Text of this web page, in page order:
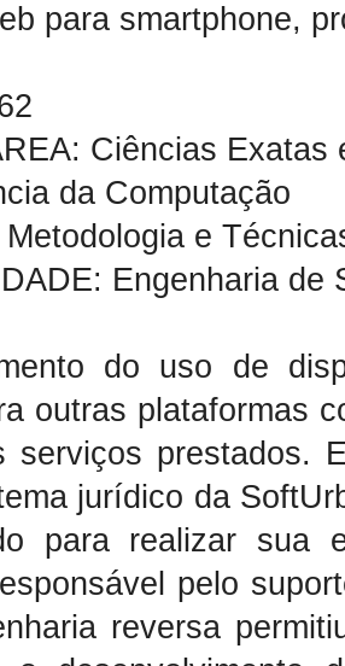
para smartphone,
Ciências Exatas
da Computação
e
Engenharia de
do uso de
outras plataformas
serviços prestados.
jurídico da
para realizar sua
pelo
reversa